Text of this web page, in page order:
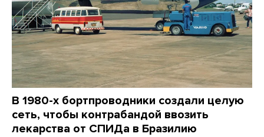
В 1980-х бортпроводники создали целую
сеть, чтобы контрабандой ввозить
лекарства от СПИДа в Бразилию